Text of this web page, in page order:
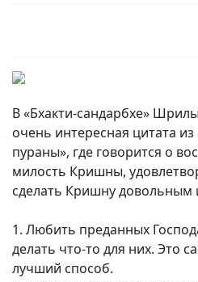
В «Бхакти-сандарбхе»
очень интересная цитата
пураны», где говорится о
милость Кришны,
сделать Кришну довольным
1. Любить преданных
делать что-то для них. Это
лучший способ.